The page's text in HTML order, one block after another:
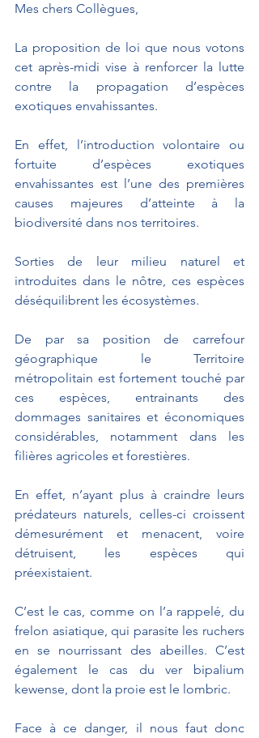
Mes chers Collègues,
La proposition de loi que nous votons
cet après-midi vise à renforcer la lutte
contre la propagation d’espèces
exotiques envahissantes.
En effet, l’introduction volontaire ou
fortuite d’espèces exotiques
envahissantes est l’une des premières
causes majeures d’atteinte à la
biodiversité dans nos territoires.
Sorties de leur milieu naturel et
introduites dans le nôtre, ces espèces
déséquilibrent les écosystèmes.
De par sa position de carrefour
géographique le Territoire
métropolitain est fortement touché par
ces espèces, entrainants des
dommages sanitaires et économiques
considérables, notamment dans les
filières agricoles et forestières.
En effet, n’ayant plus à craindre leurs
prédateurs naturels, celles-ci croissent
démesurément et menacent, voire
détruisent, les espèces qui
préexistaient.
C’est le cas, comme on l’a rappelé, du
frelon asiatique, qui parasite les ruchers
en se nourrissant des abeilles. C’est
également le cas du ver bipalium
kewense, dont la proie est le lombric.
Face à ce danger, il nous faut donc